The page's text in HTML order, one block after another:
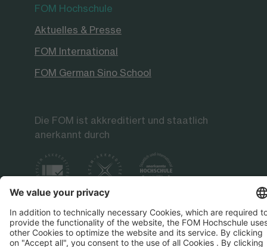
FOM Hochschule
Aktuelles & Presse
FOM International
FOM German Sino School
Die FOM ist akkreditiert und staatlich
anerkannt durch
Impressum